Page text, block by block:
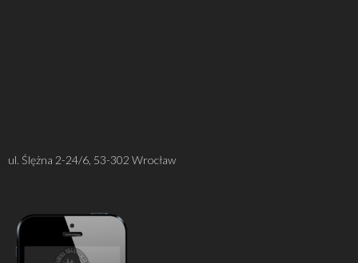
ul. Ślężna 2-24/6, 53-302 Wrocław